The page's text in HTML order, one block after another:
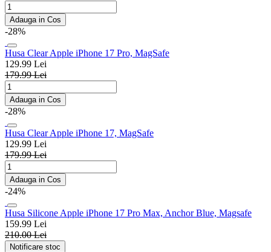
Adauga in Cos
-28%
Husa Clear Apple iPhone 17 Pro, MagSafe
129.99 Lei
179.99 Lei
Adauga in Cos
-28%
Husa Clear Apple iPhone 17, MagSafe
129.99 Lei
179.99 Lei
Adauga in Cos
-24%
Husa Silicone Apple iPhone 17 Pro Max, Anchor Blue, Magsafe
159.99 Lei
210.00 Lei
Notificare stoc